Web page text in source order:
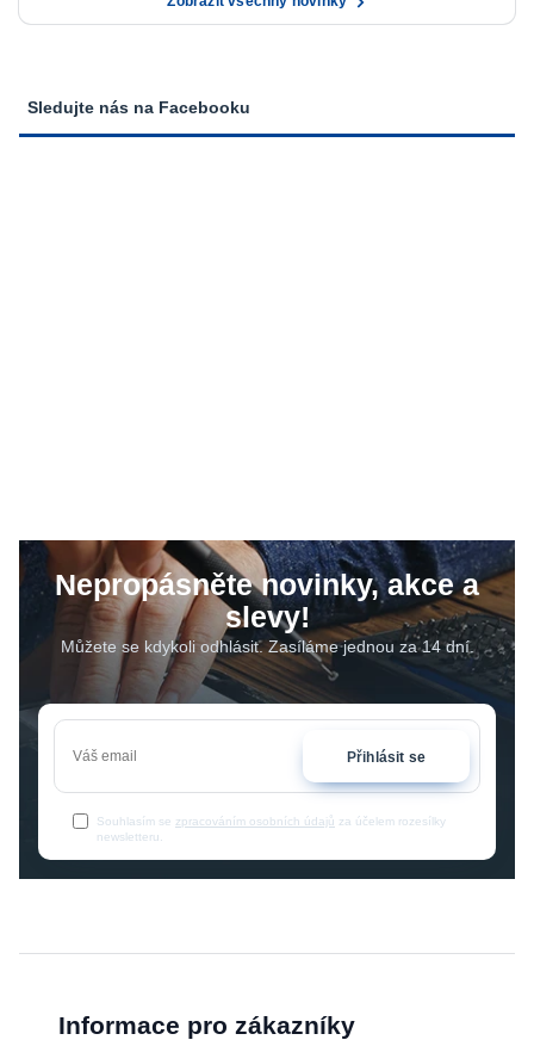
Sledujte nás na Facebooku
Nepropásněte novinky, akce a
slevy!
Můžete se kdykoli odhlásit. Zasíláme jednou za 14 dní.
Přihlásit se
Souhlasím se zpracováním osobních údajů za účelem rozesílky
newsletteru.
Informace pro zákazníky